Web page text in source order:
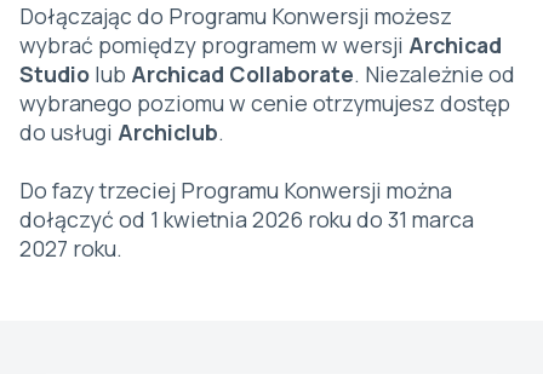
Dołączając do Programu Konwersji możesz
wybrać pomiędzy programem w wersji Archicad
Studio lub Archicad Collaborate. Niezależnie od
wybranego poziomu w cenie otrzymujesz dostęp
do usługi Archiclub.
Do fazy trzeciej Programu Konwersji można
dołączyć od 1 kwietnia 2026 roku do 31 marca
2027 roku.